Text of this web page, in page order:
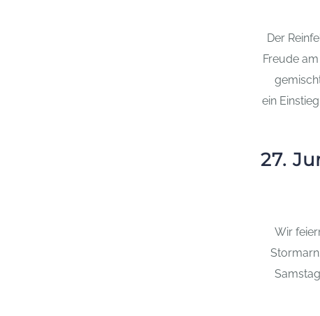
Der
Freude
ein
27.
Wir